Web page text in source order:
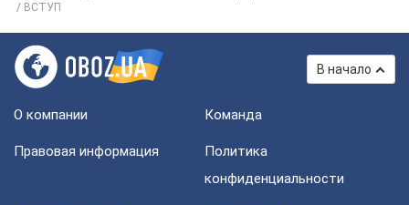
ВСТУП
В начало
О компании Команда
Правовая информация
Политика
конфиденциальности